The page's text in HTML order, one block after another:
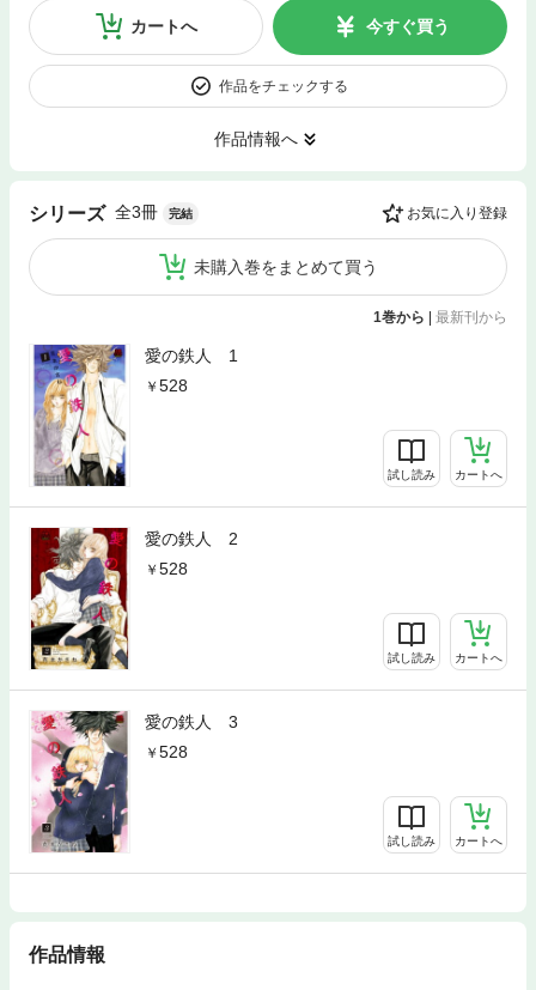
カートへ 今すぐ買う
作品をチェックする
作品情報へ
シリーズ 全3冊 完結 お気に入り登録
未購入巻をまとめて買う
1巻から | 最新刊から
愛の鉄人 1
528
試し読み カートへ
愛の鉄人 2
528
試し読み カートへ
愛の鉄人 3
528
試し読み カートへ
作品情報